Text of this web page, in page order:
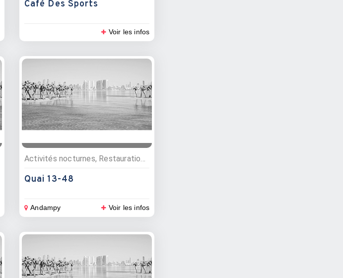
Café Des Sports
Voir les infos
Activités nocturnes, Restauration , Bars, Restaurants
Quai 13-48
Andampy Voir les infos